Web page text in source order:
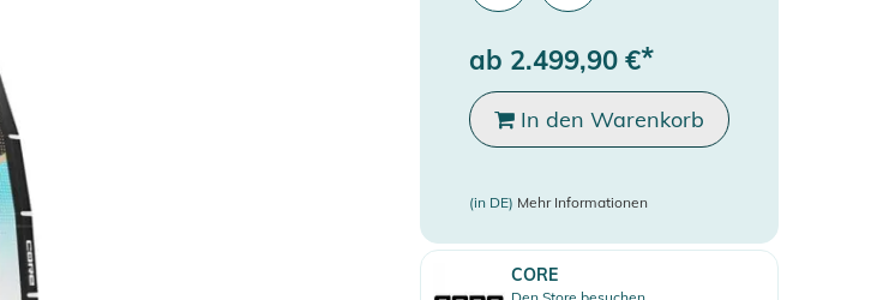
ab 2.499,90 €*
In den Warenkorb
(in DE) Mehr Informationen
CORE